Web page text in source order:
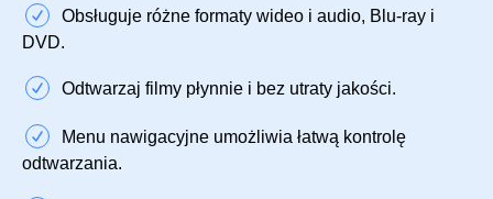
Obsługuje różne formaty wideo i audio, Blu-ray i
DVD.
Odtwarzaj filmy płynnie i bez utraty jakości.
Menu nawigacyjne umożliwia łatwą kontrolę
odtwarzania.